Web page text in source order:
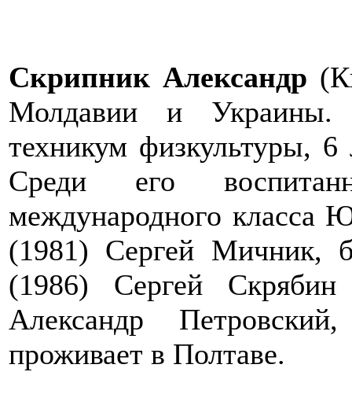
Скрипник Александр
Молдавии и Украины.
техникум физкультуры,
Среди его
международного класса
(1981) Сергей Мичник,
(1986) Сергей
Александр
проживает в Полтаве.